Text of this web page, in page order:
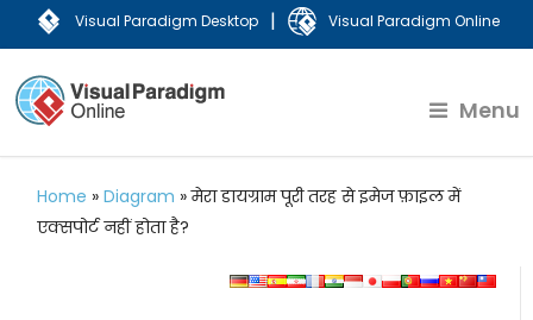
Visual Paradigm Desktop | Visual Paradigm Online
Menu
Home »Diagram »मेरा डायग्राम पूरी तरह से इमेज फ़ाइल में
एक्सपोर्ट नहीं होता है?